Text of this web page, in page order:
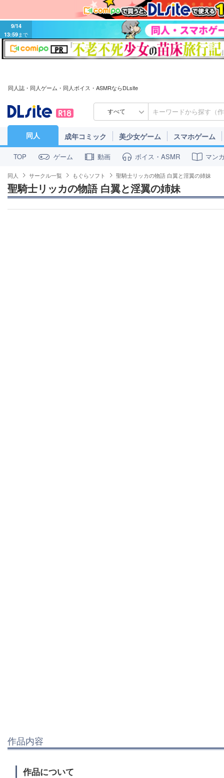
9/14
13:59まで
同人誌・同人ゲーム・同人ボイス・ASMRならDLsite
すべて
同人 成年コミック 美少女ゲーム スマホゲーム
TOP ゲーム 動画 ボイス・ASMR マン
同人 サークル一覧 もぐらソフト 聖騎士リッカの物語 白翼と淫翼の姉妹
聖騎士リッカの物語 白翼と淫翼の姉妹
作品内容
作品について